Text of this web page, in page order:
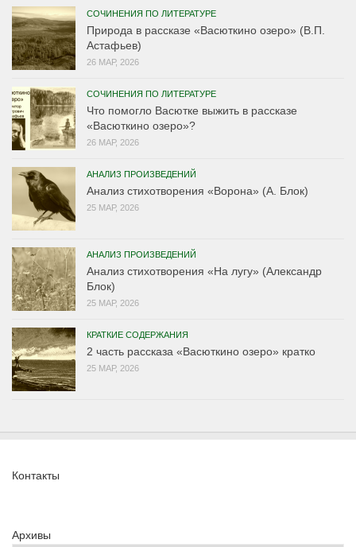
СОЧИНЕНИЯ ПО ЛИТЕРАТУРЕ
Природа в рассказе «Васюткино озеро» (В.П.
Астафьев)
26 МАР, 2026
СОЧИНЕНИЯ ПО ЛИТЕРАТУРЕ
Что помогло Васютке выжить в рассказе
«Васюткино озеро»?
26 МАР, 2026
АНАЛИЗ ПРОИЗВЕДЕНИЙ
Анализ стихотворения «Ворона» (А. Блок)
25 МАР, 2026
АНАЛИЗ ПРОИЗВЕДЕНИЙ
Анализ стихотворения «На лугу» (Александр
Блок)
25 МАР, 2026
КРАТКИЕ СОДЕРЖАНИЯ
2 часть рассказа «Васюткино озеро» кратко
25 МАР, 2026
Контакты
Архивы